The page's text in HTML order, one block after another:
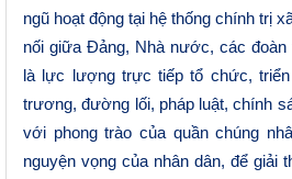
ngũ hoạt động tại hệ thống chính trị
nối giữa Đảng, Nhà nước, các đoàn
là lực lượng trực tiếp tổ chức,
trương, đường lối, pháp luật, chính
với phong trào của quần chúng
nguyện vọng của nhân dân, để giải